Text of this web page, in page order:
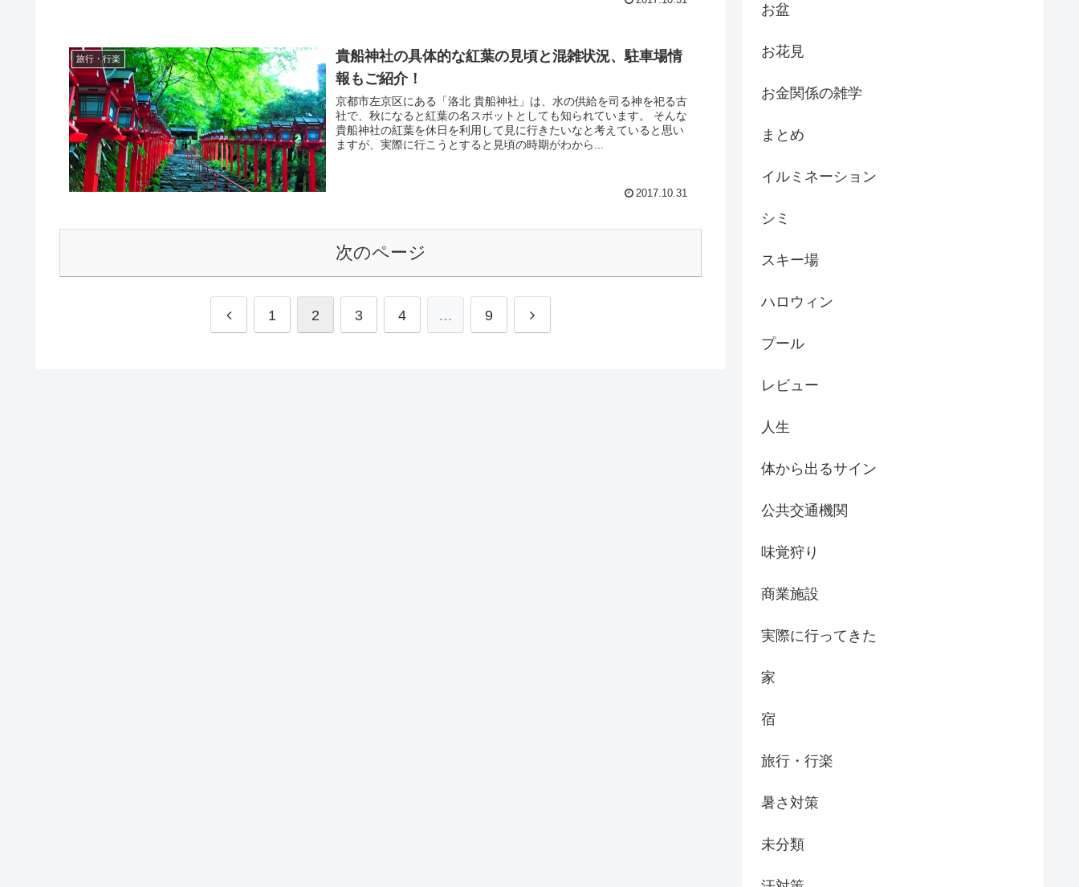
旅行・行楽
貴船神社の具体的な紅葉の見頃と混雑状況、駐車場情
報もご紹介！
京都市左京区にある「洛北 貴船神社」は、水の供給を司る神を祀る古
社で、秋になると紅葉の名スポットとしても知られています。 そんな
貴船神社の紅葉を休日を利用して見に行きたいなと考えていると思い
ますが、実際に行こうとすると見頃の時期がわから...
2017.10.31
次のページ
前 1 2 3 4 … 9 次
お盆
お花見
お金関係の雑学
まとめ
イルミネーション
シミ
スキー場
ハロウィン
プール
レビュー
人生
体から出るサイン
公共交通機関
味覚狩り
商業施設
実際に行ってきた
家
宿
旅行・行楽
暑さ対策
未分類